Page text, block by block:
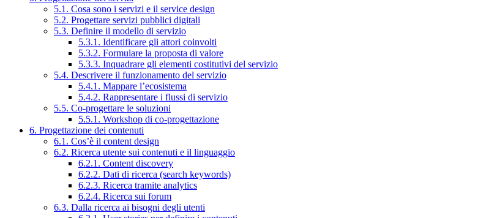
5.1. Cosa sono i servizi e il service design
5.2. Progettare servizi pubblici digitali
5.3. Definire il modello di servizio
5.3.1. Identificare gli attori coinvolti
5.3.2. Formulare la proposta di valore
5.3.3. Inquadrare gli elementi costitutivi del servizio
5.4. Descrivere il funzionamento del servizio
5.4.1. Mappare l’ecosistema
5.4.2. Rappresentare i flussi di servizio
5.5. Co-progettare le soluzioni
5.5.1. Workshop di co-progettazione
6. Progettazione dei contenuti
6.1. Cos’è il content design
6.2. Ricerca utente sui contenuti e il linguaggio
6.2.1. Content discovery
6.2.2. Dati di ricerca (search keywords)
6.2.3. Ricerca tramite analytics
6.2.4. Ricerca sui forum
6.3. Dalla ricerca ai bisogni degli utenti